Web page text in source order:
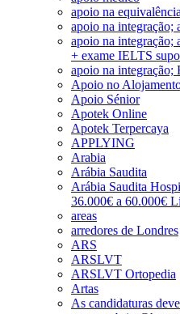
apoio na
apoio na
apoio na integração;
+ exame IELTS
apoio na integração;
Apoio no
Apoio Sénior
Apotek Online
Apotek Terpercaya
APPLYING
Arabia
Arábia Saudita
Arábia Saudita
36.000€ a 60.000€
areas
arredores de Londres
ARS
ARSLVT
ARSLVT Ortopedia
Artas
As candidaturas